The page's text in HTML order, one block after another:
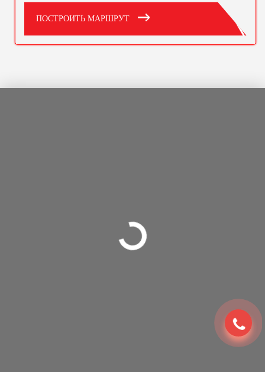
ПОСТРОИТЬ МАРШРУТ